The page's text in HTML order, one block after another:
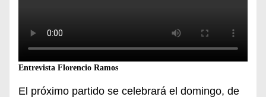
Entrevista Florencio Ramos
El próximo partido se celebrará el domingo, de